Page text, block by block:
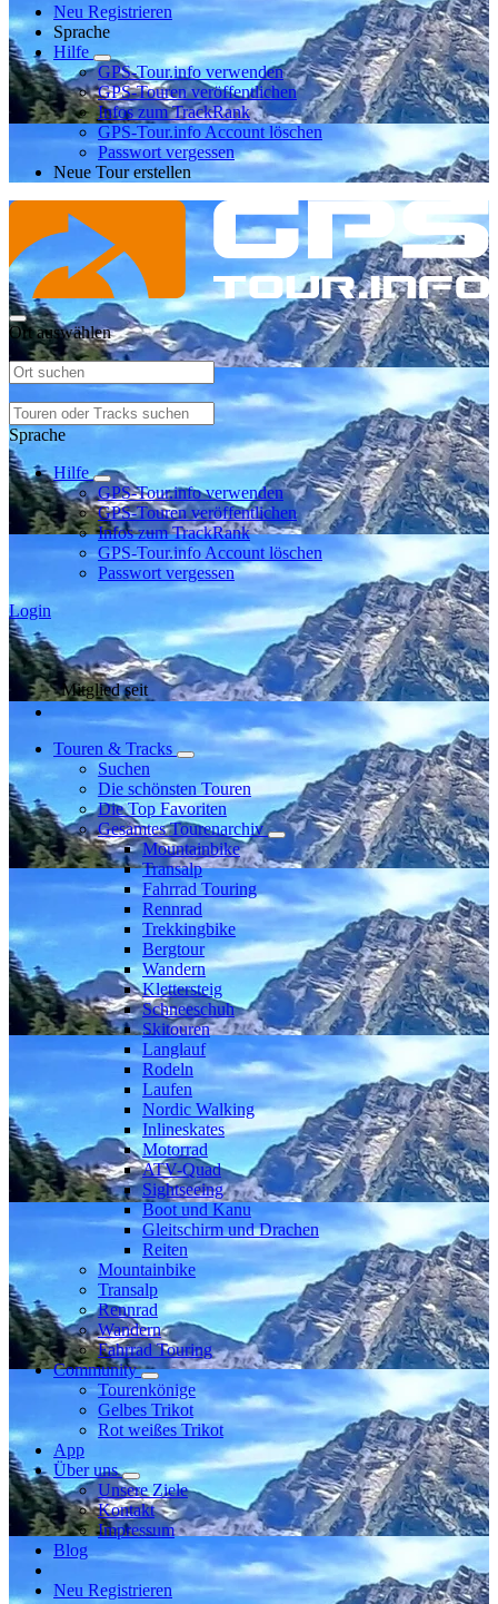
Neu Registrieren
Sprache
Hilfe
GPS-Tour.info verwenden
GPS-Touren veröffentlichen
Infos zum TrackRank
GPS-Tour.info Account löschen
Passwort vergessen
Neue Tour erstellen
Ort auswählen
Sprache
Hilfe
GPS-Tour.info verwenden
GPS-Touren veröffentlichen
Infos zum TrackRank
GPS-Tour.info Account löschen
Passwort vergessen
Login
Mitglied seit
Touren & Tracks
Suchen
Die schönsten Touren
Die Top Favoriten
Gesamtes Tourenarchiv
Mountainbike
Transalp
Fahrrad Touring
Rennrad
Trekkingbike
Bergtour
Wandern
Klettersteig
Schneeschuh
Skitouren
Langlauf
Rodeln
Laufen
Nordic Walking
Inlineskates
Motorrad
ATV-Quad
Sightseeing
Boot und Kanu
Gleitschirm und Drachen
Reiten
Mountainbike
Transalp
Rennrad
Wandern
Fahrrad Touring
Community
Tourenkönige
Gelbes Trikot
Rot weißes Trikot
App
Über uns
Unsere Ziele
Kontakt
Impressum
Blog
Neu Registrieren